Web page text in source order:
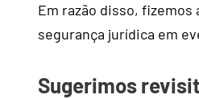
Em razão disso,
segurança jurídica em
Sugerimos